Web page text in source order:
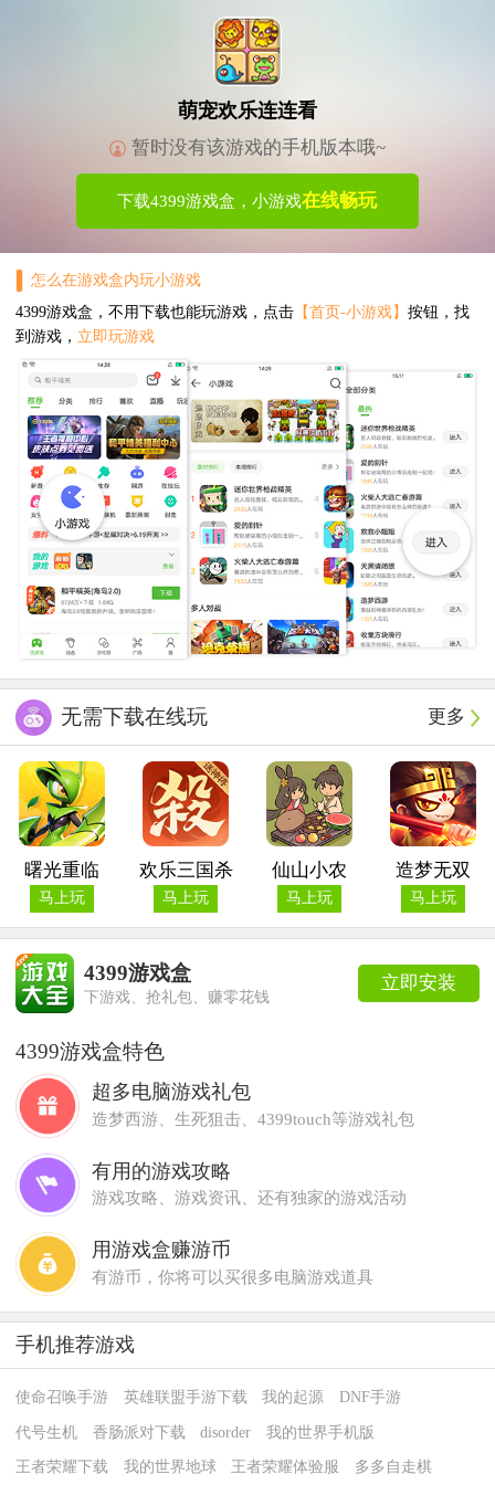
萌宠欢乐连连看
暂时没有该游戏的手机版本哦~
下载4399游戏盒，小游戏在线畅玩
怎么在游戏盒内玩小游戏
4399游戏盒，不用下载也能玩游戏，点击【首页-小游戏】 按钮，找
到游戏， 立即玩游戏
更多
无需下载在线玩
曙光重临
马上玩
欢乐三国杀
马上玩
仙山小农
马上玩
造梦无双
马上玩
立即安装
4399游戏盒
下游戏、抢礼包、赚零花钱
4399游戏盒特色
超多电脑游戏礼包
造梦西游、生死狙击、4399touch等游戏礼包
有用的游戏攻略
游戏攻略、游戏资讯、还有独家的游戏活动
用游戏盒赚游币
有游币，你将可以买很多电脑游戏道具
手机推荐游戏
使命召唤手游 英雄联盟手游下载 我的起源 DNF手游
代号生机 香肠派对下载 disorder 我的世界手机版
王者荣耀下载 我的世界地球 王者荣耀体验服 多多自走棋